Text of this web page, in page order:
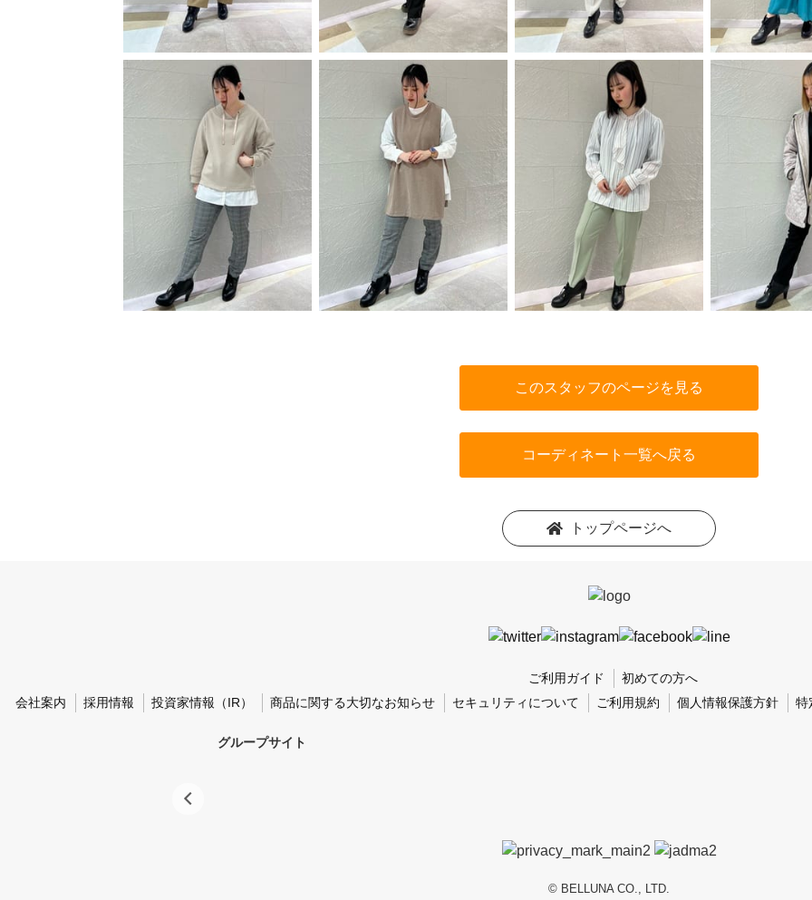
このスタッフのページを見る
コーディネート一覧へ戻る
トップページへ
ご利用ガイド
初めての方へ
会社案内
採用情報 投資家情報（IR） 商品に関する大切なお知らせ セキュリティについて ご利用規約 個人情報保護方針 特
グループサイト
© BELLUNA CO., LTD.